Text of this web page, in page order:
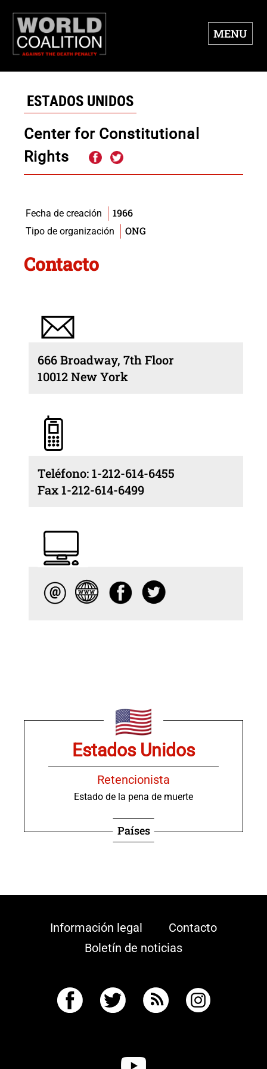
MENU
ESTADOS UNIDOS
Center for Constitutional
Rights
Fecha de creación 1966
Tipo de organización ONG
Contacto
666 Broadway, 7th Floor
10012 New York
Teléfono: 1-212-614-6455
Fax 1-212-614-6499
Estados Unidos
Retencionista
Estado de la pena de muerte
Países
Información legal
Contacto
Boletín de noticias